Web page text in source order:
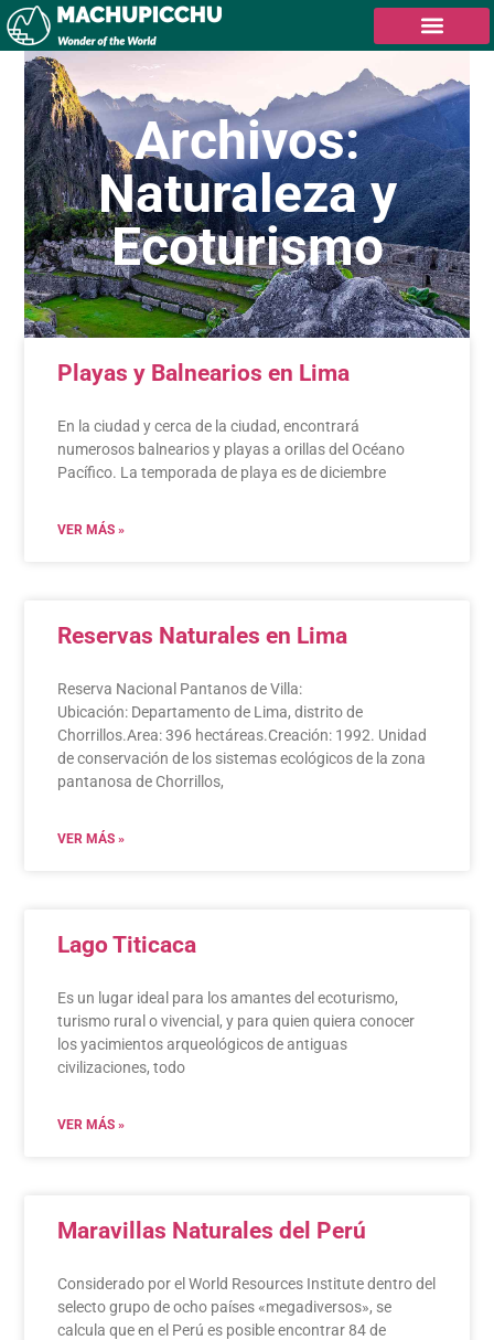
Archivos:
Naturaleza y
Ecoturismo
Playas y Balnearios en Lima
En la ciudad y cerca de la ciudad, encontrará
numerosos balnearios y playas a orillas del Océano
Pacífico. La temporada de playa es de diciembre
VER MÁS »
Reservas Naturales en Lima
Reserva Nacional Pantanos de Villa:
Ubicación: Departamento de Lima, distrito de
Chorrillos.Area: 396 hectáreas.Creación: 1992. Unidad
de conservación de los sistemas ecológicos de la zona
pantanosa de Chorrillos,
VER MÁS »
Lago Titicaca
Es un lugar ideal para los amantes del ecoturismo,
turismo rural o vivencial, y para quien quiera conocer
los yacimientos arqueológicos de antiguas
civilizaciones, todo
VER MÁS »
Maravillas Naturales del Perú
Considerado por el World Resources Institute dentro del
selecto grupo de ocho países «megadiversos», se
calcula que en el Perú es posible encontrar 84 de